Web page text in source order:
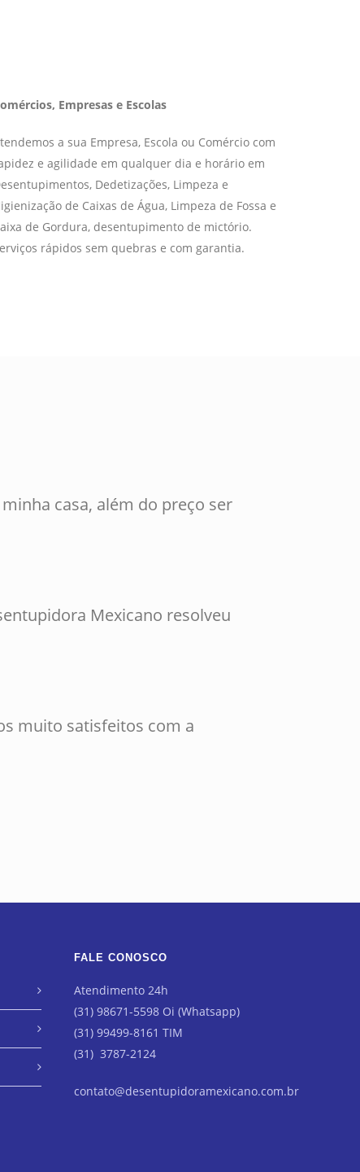
Empresas e Escolas
a sua Empresa, Escola ou Comércio com
e agilidade em qualquer dia e horário em
Dedetizações, Limpeza e
de Caixas de Água, Limpeza de Fossa e
de Gordura, desentupimento de mictório.
rápidos sem quebras e com garantia.
casa, além do preço ser
Mexicano resolveu
muito satisfeitos com a
FALE CONOSCO
Atendimento 24h
(31) 98671-5598 Oi (Whatsapp)
(31) 99499-8161 TIM
(31) 3787-2124
contato@desentupidoramexicano.com.br